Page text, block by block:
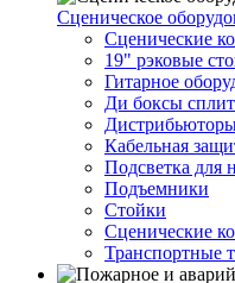
Сценическое
Сценические
19" рэковые
Гитарное
Ди боксы
Кабельная
Подсветка для
Подъемники
Стойки
Сценические
Транспортные